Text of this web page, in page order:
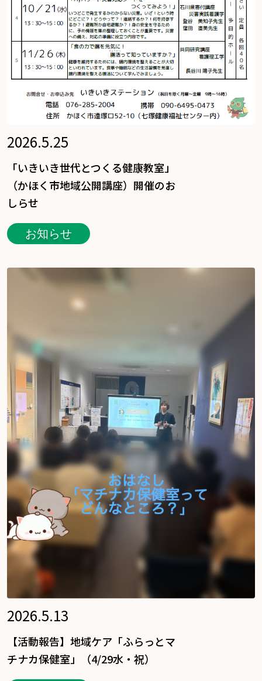
2026.5.25
「いきいき世代とつくる健康教室」
（かほく市地域公開講座）開催のお
しらせ
お知らせ
2026.5.13
【活動報告】地域ケア「ふらっとマ
チナカ保健室」（4/29水・祝）